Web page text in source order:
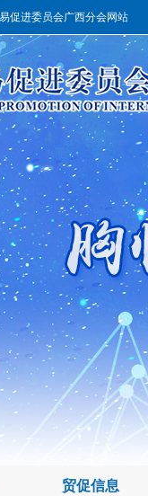
促进委员会广西分会网站
贸促信息